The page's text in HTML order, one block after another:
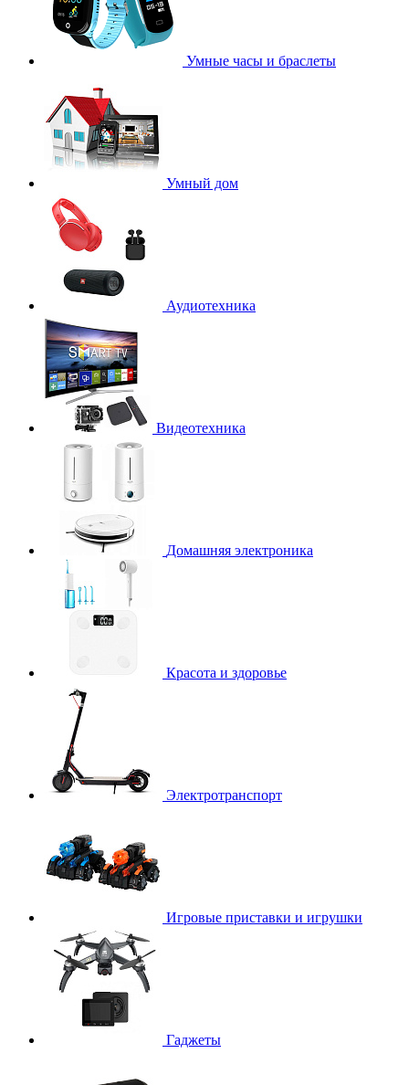
Умные часы и браслеты
Умный дом
Аудиотехника
Видеотехника
Домашняя электроника
Красота и здоровье
Электротранспорт
Игровые приставки и игрушки
Гаджеты